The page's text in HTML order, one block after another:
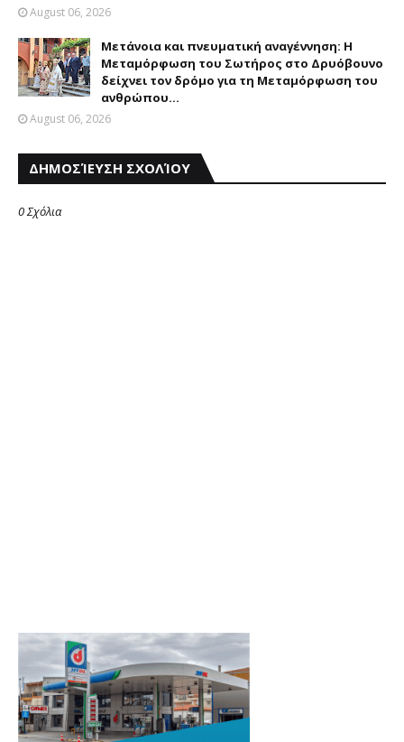
August 06, 2026
Μετάνοια και πνευματική αναγέννηση: Η
Μεταμόρφωση του Σωτήρος στο Δρυόβουνο
δείχνει τον δρόμο για τη Μεταμόρφωση του
ανθρώπου...
August 06, 2026
ΔΗΜΟΣΊΕΥΣΗ ΣΧΟΛΊΟΥ
0 Σχόλια